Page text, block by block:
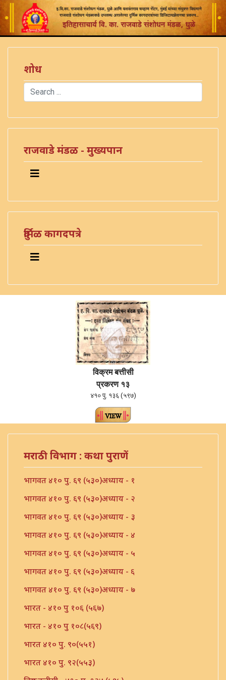
शोध
Search
राजवाडे मंडळ - मुख्यपान
दुर्मिळ कागदपत्रे
विक्रम बत्तीसी
प्रकरण १३
४१० पु. १३६ (५९७)
मराठी विभाग : कथा पुराणें
भागवत ४१० पु. ६९ (५३०)अध्याय - १
भागवत ४१० पु. ६९ (५३०)अध्याय - २
भागवत ४१० पु. ६९ (५३०)अध्याय - ३
भागवत ४१० पु. ६९ (५३०)अध्याय - ४
भागवत ४१० पु. ६९ (५३०)अध्याय - ५
भागवत ४१० पु. ६९ (५३०)अध्याय - ६
भागवत ४१० पु. ६९ (५३०)अध्याय - ७
भारत - ४१० पु १०६ (५६७)
भारत - ४१० पु १०८(५६९)
भारत ४१० पु. ९०(५५१)
भारत ४१० पु. ९२(५५३)